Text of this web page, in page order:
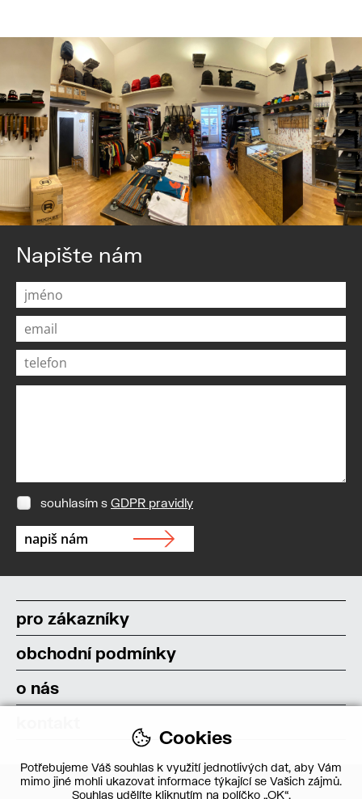
Napište nám
souhlasím s GDPR pravidly
pro zákazníky
obchodní podmínky
o nás
Cookies
Potřebujeme Váš souhlas k využití jednotlivých dat, aby Vám
mimo jiné mohli ukazovat informace týkající se Vašich zájmů.
Souhlas udělíte kliknutím na políčko „OK“.